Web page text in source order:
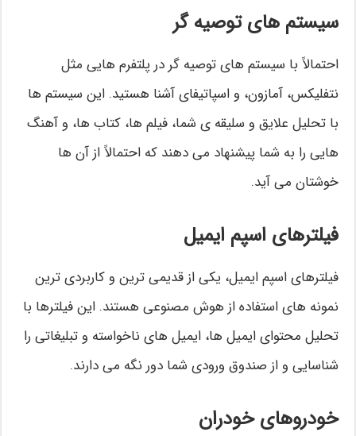
سیستم های توصیه گر
احتمالاً با سیستم های توصیه گر در پلتفرم هایی مثل
نتفلیکس، آمازون، و اسپاتیفای آشنا هستید. این سیستم ها
با تحلیل علایق و سلیقه ی شما، فیلم ها، کتاب ها، و آهنگ
هایی را به شما پیشنهاد می دهند که احتمالاً از آن ها
خوشتان می آید.
فیلترهای اسپم ایمیل
فیلترهای اسپم ایمیل، یکی از قدیمی ترین و کاربردی ترین
نمونه های استفاده از هوش مصنوعی هستند. این فیلترها با
تحلیل محتوای ایمیل ها، ایمیل های ناخواسته و تبلیغاتی را
شناسایی و از صندوق ورودی شما دور نگه می دارند.
خودروهای خودران